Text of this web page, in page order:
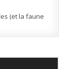
(et la faune